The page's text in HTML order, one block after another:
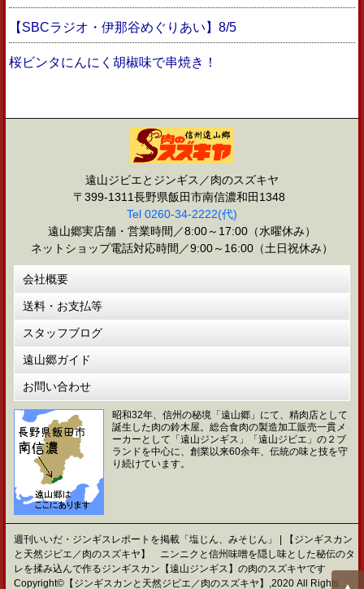
【SBCラジオ・伊那谷めぐりあい】8/5
桜ビンタにんにく胡椒味で串焼き！
遠山ジビエとジンギス／肉のスズキヤ
〒399-1311長野県飯田市南信濃和田1348
Tel 0260-34-2222(代)
遠山郷実店舗・営業時間／8:00～17:00（水曜休み）
ネットショップ電話対応時間／9:00～16:00（土日祝休み）
会社概要
送料・お支払等
スタッフブログ
遠山郷ガイド
お問い合わせ
昭和32年、信州の秘境「遠山郷」にて、精肉店として
誕生した肉の鈴木屋。総合食肉の製造加工販売一貫メ
ーカーとして「遠山ジンギス」「遠山ジビエ」の２ブ
ランドを中心に、創業以来60余年、伝統の味と技を守
り続けています。
週刊いいだ・ジンギスレポートを掲載「塩じん、みそじん」 | 【ジンギスカン
と天然ジビエ／肉のスズキヤ】 ニンニクと信州味噌を隠し味とした秘伝のタ
レを揉み込んで作るジンギスカン【遠山ジンギス】の肉のスズキヤです
Copyright©【ジンギスカンと天然ジビエ／肉のスズキヤ】,2020 All Rights